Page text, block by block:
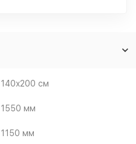
140x200 см
1550 мм
1150 мм